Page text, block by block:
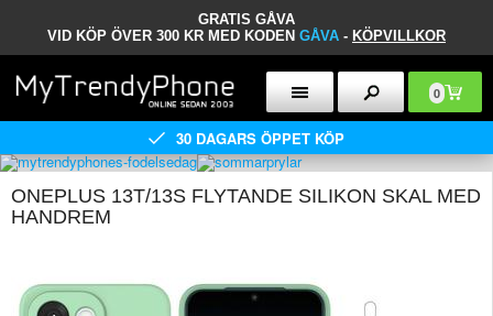
GRATIS GÅVA
VID KÖP ÖVER 300 KR MED KODEN GÅVA - KÖPVILLKOR
0
30 DAGARS ÖPPET KÖP
ONEPLUS 13T/13S FLYTANDE SILIKON SKAL MED
HANDREM